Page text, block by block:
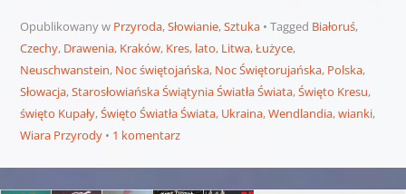
Opublikowany w Przyroda,Słowianie,Sztuka Tagged Białoruś,
Czechy, Drawenia, Kraków, Kres, lato, Litwa,Łużyce,
Neuschwanstein, Noc świętojańska, Noc Świętorujańska, Polska,
Słowacja,Starosłowiańska Świątynia Światła Świata,Święto Kresu,
święto Kupały,Święto Światła Świata, Ukraina,Wendlandia,wianki,
Wiara Przyrody
1 komentarz